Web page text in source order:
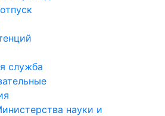
служба
науки и